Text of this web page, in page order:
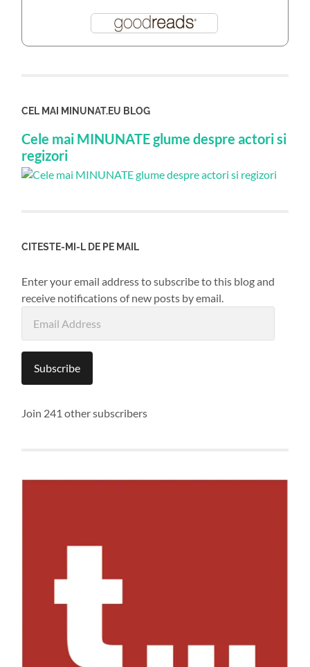
CEL MAI MINUNAT.EU BLOG
Cele mai MINUNATE glume despre actori si
regizori
CITESTE-MI-L DE PE MAIL
Enter your email address to subscribe to this blog and
receive notifications of new posts by email.
Address
Subscribe
Join 241 other subscribers